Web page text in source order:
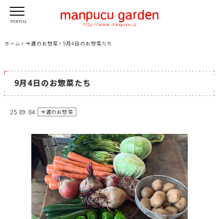
ホーム 今週のお惣菜 9月4日のお惣菜たち
9月4日のお惣菜たち
25.09.04 今週のお惣菜